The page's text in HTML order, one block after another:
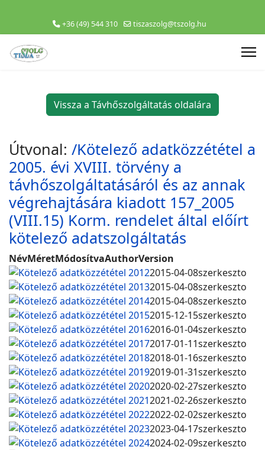
+36 (49) 544 310 tiszaszolg@tszolg.hu
Vissza a Távhőszolgáltatás oldalára
Útvonal: /Kötelező adatközzététel a
2005. évi XVIII. törvény a
távhőszolgáltatásáról és az annak
végrehajtására kiadott 157_2005
(VIII.15) Korm. rendelet által előírt
kötelező adatszolgáltatás
NévMéretMódosítvaAuthorVersion
Kötelező adatközzététel 20122015-04-08szerkeszto
Kötelező adatközzététel 20132015-04-08szerkeszto
Kötelező adatközzététel 20142015-04-08szerkeszto
Kötelező adatközzététel 20152015-12-15szerkeszto
Kötelező adatközzététel 20162016-01-04szerkeszto
Kötelező adatközzététel 20172017-01-11szerkeszto
Kötelező adatközzététel 20182018-01-16szerkeszto
Kötelező adatközzététel 20192019-01-31szerkeszto
Kötelező adatközzététel 20202020-02-27szerkeszto
Kötelező adatközzététel 20212021-02-26szerkeszto
Kötelező adatközzététel 20222022-02-02szerkeszto
Kötelező adatközzététel 20232023-04-17szerkeszto
Kötelező adatközzététel 20242024-02-09szerkeszto